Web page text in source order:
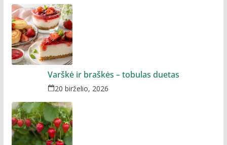
Varškė ir braškės – tobulas duetas
20 birželio, 2026